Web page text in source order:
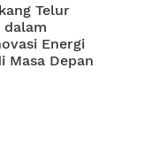
Telur
dalam
Energi
Masa Depan